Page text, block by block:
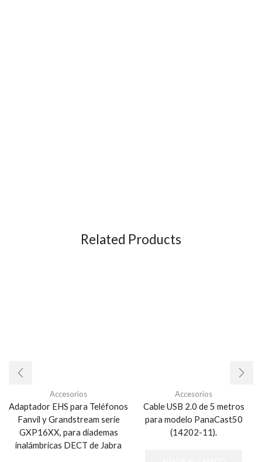
Related Products
Accesorios
Adaptador EHS para Teléfonos
Fanvil y Grandstream serie
GXP16XX, para diademas
inalámbricas DECT de Jabra
Accesorios
Cable USB 2.0 de 5 metros
para modelo PanaCast50
(14202-11).